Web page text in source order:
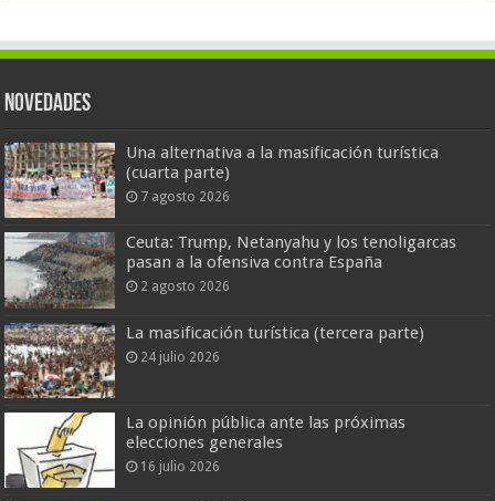
Novedades
Una alternativa a la masificación turística
(cuarta parte)
7 agosto 2026
Ceuta: Trump, Netanyahu y los tenoligarcas
pasan a la ofensiva contra España
2 agosto 2026
La masificación turística (tercera parte)
24 julio 2026
La opinión pública ante las próximas
elecciones generales
16 julio 2026